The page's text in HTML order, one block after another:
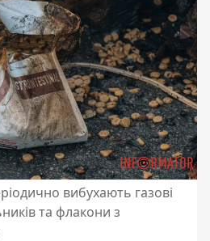
вибухають газові
та флакони з